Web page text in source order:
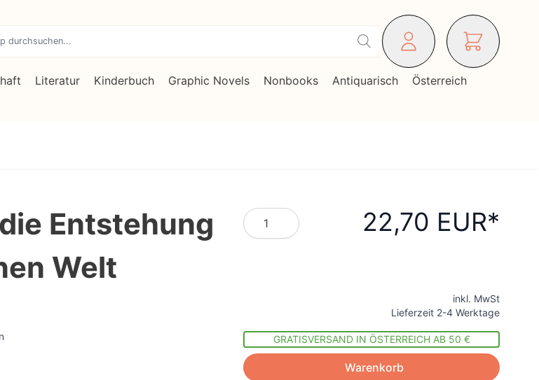
Literatur Kinderbuch Graphic Novels Nonbooks Antiquarisch
Österreich
Entstehung
Welt
Menge 22,70 EUR
inkl. MwSt
Lieferzeit 2-4 Werktage
GRATISVERSAND IN ÖSTERREICH AB 50 €
Warenkorb